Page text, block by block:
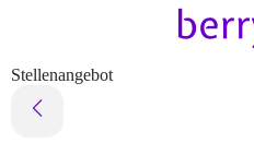
Stellenangebot